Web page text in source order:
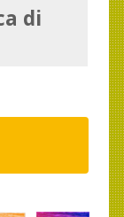
di